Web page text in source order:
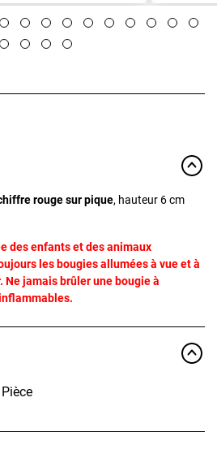
rouge sur pique, hauteur 6 cm
des enfants et des animaux
les bougies allumées à vue et à
Ne jamais brûler une bougie à
Pièce